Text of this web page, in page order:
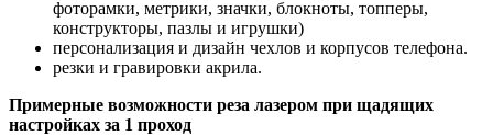
фоторамки, метрики, значки, блокноты, топперы,
конструкторы, пазлы и игрушки)
персонализация и дизайн чехлов и корпусов телефона.
резки и гравировки акрила.
Примерные возможности реза лазером при щадящих
настройках за 1 проход